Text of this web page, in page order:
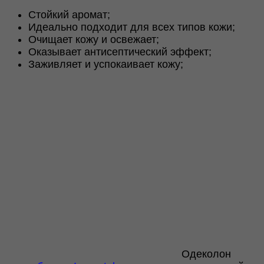
Стойкий аромат;
Идеально подходит для всех типов кожи;
Очищает кожу и освежает;
Оказывает антисептический эффект;
Заживляет и успокаивает кожу;
Одеколон